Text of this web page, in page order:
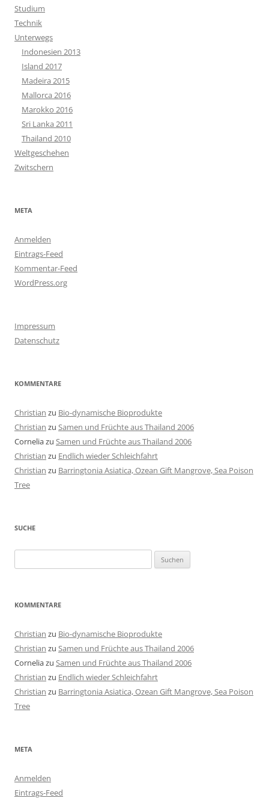
Studium
Technik
Unterwegs
Indonesien 2013
Island 2017
Madeira 2015
Mallorca 2016
Marokko 2016
Sri Lanka 2011
Thailand 2010
Weltgeschehen
Zwitschern
META
Anmelden
Eintrags-Feed
Kommentar-Feed
WordPress.org
Impressum
Datenschutz
KOMMENTARE
Christian zu Bio-dynamische Bioprodukte
Christian zu Samen und Früchte aus Thailand 2006
Corneliazu Samen und Früchte aus Thailand 2006
Christian zu Endlich wieder Schleichfahrt
Christian zu Barringtonia Asiatica, Ozean Gift Mangrove, Sea Poison
Tree
SUCHE
nach:
KOMMENTARE
Christian zu Bio-dynamische Bioprodukte
Christian zu Samen und Früchte aus Thailand 2006
Corneliazu Samen und Früchte aus Thailand 2006
Christian zu Endlich wieder Schleichfahrt
Christian zu Barringtonia Asiatica, Ozean Gift Mangrove, Sea Poison
Tree
META
Anmelden
Eintrags-Feed